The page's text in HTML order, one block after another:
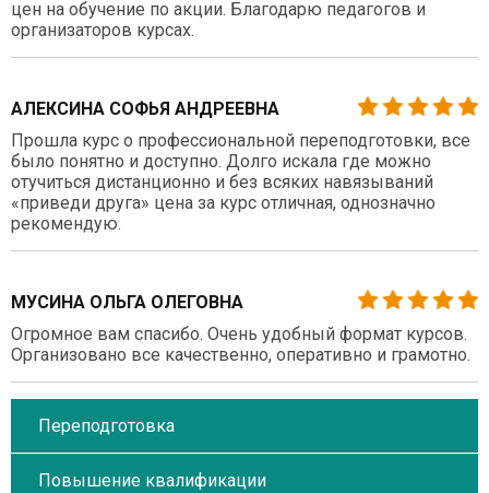
цен на обучение по акции. Благодарю педагогов и
организаторов курсах.
АЛЕКСИНА СОФЬЯ АНДРЕЕВНА
Прошла курс о профессиональной переподготовки, все
было понятно и доступно. Долго искала где можно
отучиться дистанционно и без всяких навязываний
«приведи друга» цена за курс отличная, однозначно
рекомендую.
МУСИНА ОЛЬГА ОЛЕГОВНА
Огромное вам спасибо. Очень удобный формат курсов.
Организовано все качественно, оперативно и грамотно.
Переподготовка
Повышение квалификации